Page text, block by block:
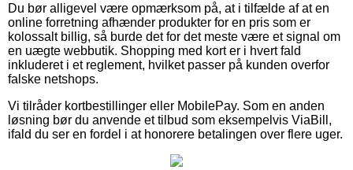
Du bør alligevel være opmærksom på, at i tilfælde af at en
online forretning afhænder produkter for en pris som er
kolossalt billig, så burde det for det meste være et signal om
en uægte webbutik. Shopping med kort er i hvert fald
inkluderet i et reglement, hvilket passer på kunden overfor
falske netshops.
Vi tilråder kortbestillinger eller MobilePay. Som en anden
løsning bør du anvende et tilbud som eksempelvis ViaBill,
ifald du ser en fordel i at honorere betalingen over flere uger.